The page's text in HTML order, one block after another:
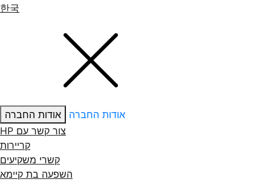
한국
אודות החברה
אודות החברה
צור קשר עם ‏HP
קריירות
קשרי משקיעים
השפעה בת קיימא